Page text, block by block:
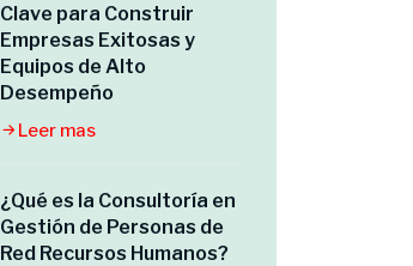
Clave para Construir
Empresas Exitosas y
Equipos de Alto
Desempeño
Leer mas
¿Qué es la Consultoría en
Gestión de Personas de
Red Recursos Humanos?